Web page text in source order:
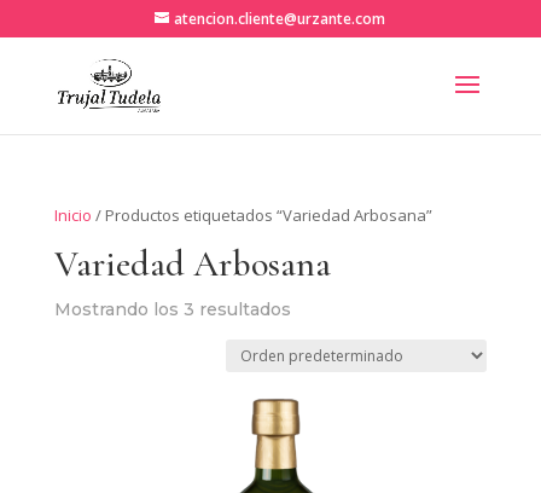
atencion.cliente@urzante.com
Inicio / Productos etiquetados “Variedad Arbosana”
Variedad Arbosana
Mostrando los 3 resultados